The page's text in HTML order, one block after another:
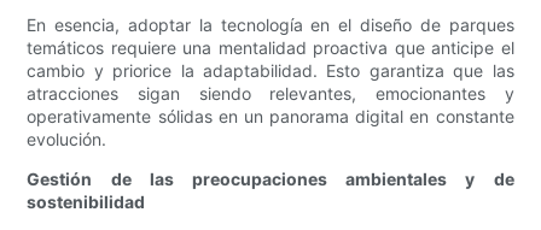
En esencia, adoptar la tecnología en el diseño de parques
temáticos requiere una mentalidad proactiva que anticipe el
cambio y priorice la adaptabilidad. Esto garantiza que las
atracciones sigan siendo relevantes, emocionantes y
operativamente sólidas en un panorama digital en constante
evolución.
Gestión de las preocupaciones ambientales y de
sostenibilidad